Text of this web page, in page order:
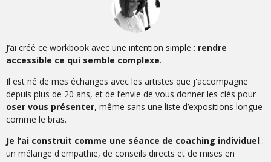
J’ai créé ce workbook avec une intention simple : rendre
accessible ce qui semble complexe.
Il est né de mes échanges avec les artistes que j'accompagne
depuis plus de 20 ans, et de l’envie de vous donner les clés pour
oser vous présenter, même sans une liste d’expositions longue
comme le bras.
Je l’ai construit comme une séance de coaching individuel :
un mélange d'empathie, de conseils directs et de mises en